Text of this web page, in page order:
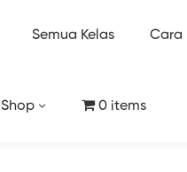
Semua Kelas Cara
Shop 0 items